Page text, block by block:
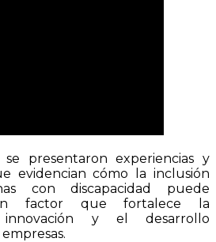
presentaron experiencias y
evidencian cómo la inclusión
con discapacidad puede
factor que fortalece la
y el desarrollo